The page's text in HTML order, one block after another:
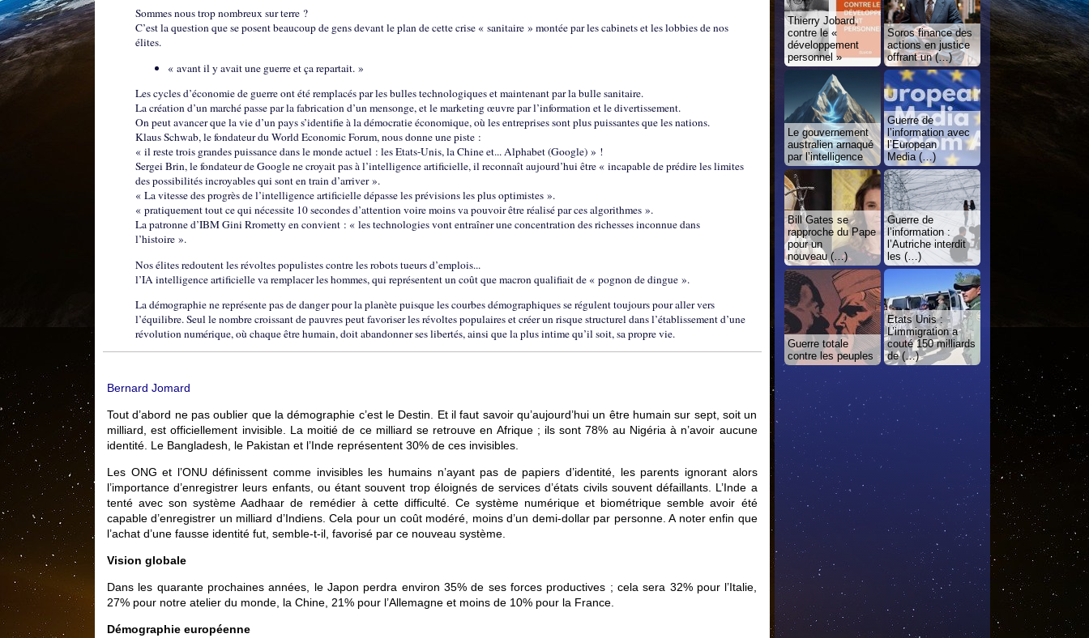
Sommes nous trop nombreux sur terre ?
C’est la question que se posent beaucoup de gens devant le plan de cette crise « sanitaire » montée par les cabinets et les lobbies de nos
élites.
« avant il y avait une guerre et ça repartait. »
Les cycles d’économie de guerre ont été remplacés par les bulles technologiques et maintenant par la bulle sanitaire.
La création d’un marché passe par la fabrication d’un mensonge, et le marketing œuvre par l’information et le divertissement.
On peut avancer que la vie d’un pays s’identifie à la démocratie économique, où les entreprises sont plus puissantes que les nations.
Klaus Schwab, le fondateur du World Economic Forum, nous donne une piste :
« il reste trois grandes puissance dans le monde actuel : les Etats-Unis, la Chine et... Alphabet (Google) » !
Sergei Brin, le fondateur de Google ne croyait pas à l’intelligence artificielle, il reconnaît aujourd’hui être « incapable de prédire les limites
des possibilités incroyables qui sont en train d’arriver ».
« La vitesse des progrès de l’intelligence artificielle dépasse les prévisions les plus optimistes ».
« pratiquement tout ce qui nécessite 10 secondes d’attention voire moins va pouvoir être réalisé par ces algorithmes ».
La patronne d’IBM Gini Rrometty en convient : « les technologies vont entraîner une concentration des richesses inconnue dans
l’histoire ».
Nos élites redoutent les révoltes populistes contre les robots tueurs d’emplois...
l’IA intelligence artificielle va remplacer les hommes, qui représentent un coût que macron qualifiait de « pognon de dingue ».
La démographie ne représente pas de danger pour la planète puisque les courbes démographiques se régulent toujours pour aller vers
l’équilibre. Seul le nombre croissant de pauvres peut favoriser les révoltes populaires et créer un risque structurel dans l’établissement d’une
révolution numérique, où chaque être humain, doit abandonner ses libertés, ainsi que la plus intime qu’il soit, sa propre vie.
Bernard Jomard
Tout d’abord ne pas oublier que la démographie c’est le Destin. Et il faut savoir qu’aujourd’hui un être humain sur sept, soit un
milliard, est officiellement invisible. La moitié de ce milliard se retrouve en Afrique ; ils sont 78% au Nigéria à n’avoir aucune
identité. Le Bangladesh, le Pakistan et l’Inde représentent 30% de ces invisibles.
Les ONG et l’ONU définissent comme invisibles les humains n’ayant pas de papiers d’identité, les parents ignorant alors
l’importance d’enregistrer leurs enfants, ou étant souvent trop éloignés de services d’états civils souvent défaillants. L’Inde a
tenté avec son système Aadhaar de remédier à cette difficulté. Ce système numérique et biométrique semble avoir été
capable d’enregistrer un milliard d’Indiens. Cela pour un coût modéré, moins d’un demi-dollar par personne. A noter enfin que
l’achat d’une fausse identité fut, semble-t-il, favorisé par ce nouveau système.
Vision globale
Dans les quarante prochaines années, le Japon perdra environ 35% de ses forces productives ; cela sera 32% pour l’Italie,
27% pour notre atelier du monde, la Chine, 21% pour l’Allemagne et moins de 10% pour la France.
Démographie européenne
Thierry Jobard,
contre le «
développement
personnel »
Soros finance des
actions en justice
offrant un (…)
Le gouvernement
australien arnaqué
par l’intelligence
Guerre de
l’information avec
l’European
Media (…)
Bill Gates se
rapproche du Pape
pour un
nouveau (…)
Guerre de
l’information :
l’Autriche interdit
les (…)
Guerre totale
contre les peuples
Etats Unis :
L’immigration a
couté 150 milliards
de (…)